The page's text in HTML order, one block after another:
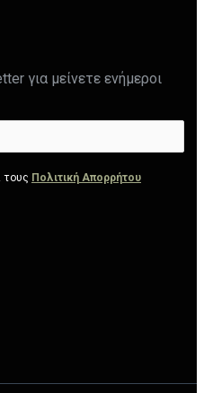
για μείνετε ενήμεροι
τους Πολιτική Απορρήτου